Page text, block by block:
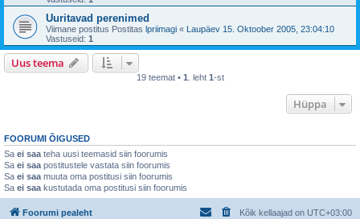
Uuritavad perenimed
Viimane postitus Postitas lpriimagi « Laupäev 15. Oktoober 2005, 23:04:10
Vastuseid: 1
Uus teema
19 teemat • 1 . leht 1-st
Hüppa
FOORUMI ÕIGUSED
Sa ei saa teha uusi teemasid siin foorumis
Sa ei saa postitustele vastata siin foorumis
Sa ei saa muuta oma postitusi siin foorumis
Sa ei saa kustutada oma postitusi siin foorumis
Foorumi pealeht Kõik kellaajad on UTC+03:00